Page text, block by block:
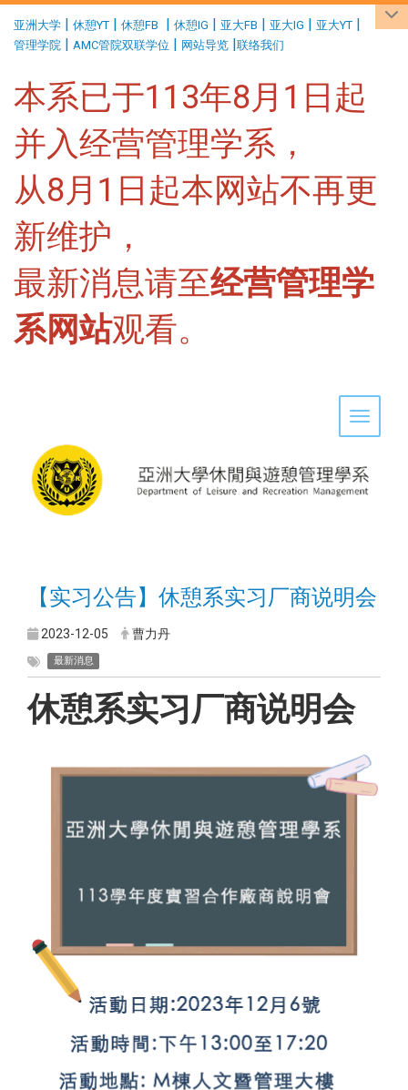
亚洲大学 | 休憩YT | 休憩FB | 休憩IG | 亚大FB | 亚大IG | 亚大YT |
管理学院 | AMC管院双联学位 | 网站导览 |联络我们
本系已于113年8月1日起
并入经营管理学系，
从8月1日起本网站不再更
新维护，
最新消息请至经营管理学
系网站观看。
Toggle
【实习公告】休憩系实习厂商说明会
2023-12-05 曹力丹
最新消息
休憩系实习厂商说明会